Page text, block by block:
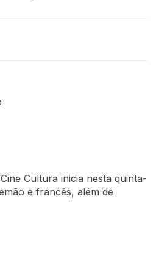
Cultura inicia nesta quinta-
e francês, além de